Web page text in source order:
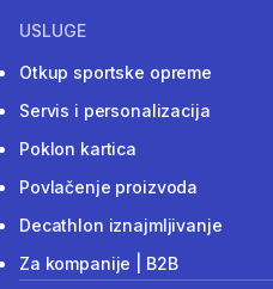
USLUGE
Otkup sportske opreme
Servis i personalizacija
Poklon kartica
Povlačenje proizvoda
Decathlon iznajmljivanje
Za kompanije | B2B